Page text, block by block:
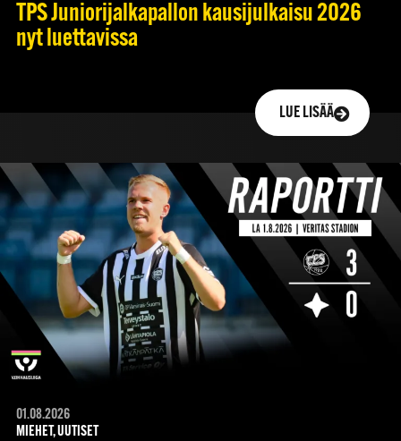
TPS Juniorijalkapallon kausijulkaisu 2026
nyt luettavissa
LUE LISÄÄ
01.08.2026
MIEHET, UUTISET